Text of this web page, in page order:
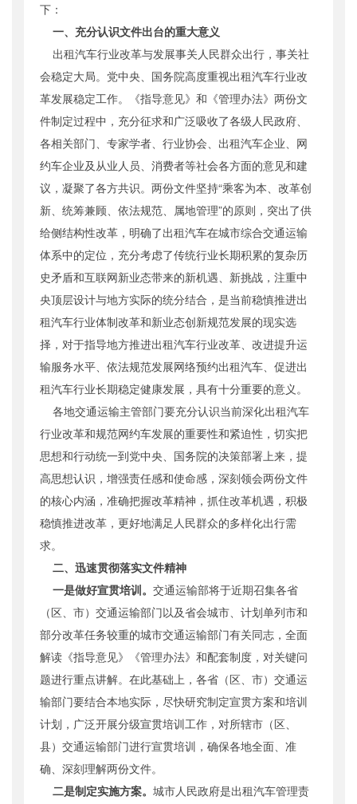
下：
一、充分认识文件出台的重大意义
出租汽车行业改革与发展事关人民群众出行，事关社
会稳定大局。党中央、国务院高度重视出租汽车行业改
革发展稳定工作。《指导意见》和《管理办法》两份文
件制定过程中，充分征求和广泛吸收了各级人民政府、
各相关部门、专家学者、行业协会、出租汽车企业、网
约车企业及从业人员、消费者等社会各方面的意见和建
议，凝聚了各方共识。两份文件坚持“乘客为本、改革创
新、统筹兼顾、依法规范、属地管理”的原则，突出了供
给侧结构性改革，明确了出租汽车在城市综合交通运输
体系中的定位，充分考虑了传统行业长期积累的复杂历
史矛盾和互联网新业态带来的新机遇、新挑战，注重中
央顶层设计与地方实际的统分结合，是当前稳慎推进出
租汽车行业体制改革和新业态创新规范发展的现实选
择，对于指导地方推进出租汽车行业改革、改进提升运
输服务水平、依法规范发展网络预约出租汽车、促进出
租汽车行业长期稳定健康发展，具有十分重要的意义。
各地交通运输主管部门要充分认识当前深化出租汽车
行业改革和规范网约车发展的重要性和紧迫性，切实把
思想和行动统一到党中央、国务院的决策部署上来，提
高思想认识，增强责任感和使命感，深刻领会两份文件
的核心内涵，准确把握改革精神，抓住改革机遇，积极
稳慎推进改革，更好地满足人民群众的多样化出行需
求。
二、迅速贯彻落实文件精神
一是做好宣贯培训。 交通运输部将于近期召集各省
（区、市）交通运输部门以及省会城市、计划单列市和
部分改革任务较重的城市交通运输部门有关同志，全面
解读《指导意见》《管理办法》和配套制度，对关键问
题进行重点讲解。在此基础上，各省（区、市）交通运
输部门要结合本地实际，尽快研究制定宣贯方案和培训
计划，广泛开展分级宣贯培训工作，对所辖市（区、
县）交通运输部门进行宣贯培训，确保各地全面、准
确、深刻理解两份文件。
二是制定实施方案。 城市人民政府是出租汽车管理责